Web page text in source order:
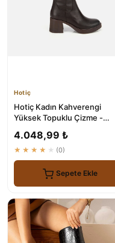
Hotiç
Hotiç Kadın Kahverengi
Yüksek Topuklu Çizme -
4.048,99 ₺
★★★★★ (0)
Sepete Ekle